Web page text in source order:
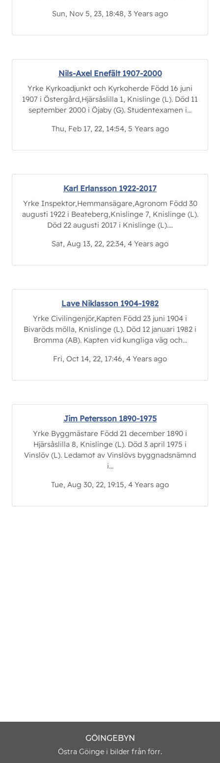
Sun, Nov 5, 23, 18:48, 3 Years ago
Nils-Axel Enefält 1907-2000
Yrke Kyrkoadjunkt och Kyrkoherde Född 16 juni
1907 i Östergård,Hjärsåslilla 1, Knislinge (L). Död 11
september 2000 i Öjaby (G). Studentexamen i...
Thu, Feb 17, 22, 14:54, 5 Years ago
Karl Erlansson 1922-2017
Yrke Inspektor,Hemmansägare,Agronom Född 30
augusti 1922 i Beateberg,Knislinge 7, Knislinge (L).
Död 22 augusti 2017 i Knislinge (L)....
Sat, Aug 13, 22, 22:34, 4 Years ago
Lave Niklasson 1904-1982
Yrke Civilingenjör,Kapten Född 23 juni 1904 i
Bivaröds mölla, Knislinge (L). Död 12 januari 1982 i
Bromma (AB). Kapten vid kungliga väg och...
Fri, Oct 14, 22, 17:46, 4 Years ago
Jim Petersson 1890-1975
Yrke Byggmästare Född 21 december 1890 i
Hjärsåslilla 8, Knislinge (L). Död 3 april 1975 i
Vinslöv (L). Ledamot av Vinslövs byggnadsnämnd
i...
Tue, Aug 30, 22, 19:15, 4 Years ago
GÖINGEBYN
Östra Göinge i bilder från förr.